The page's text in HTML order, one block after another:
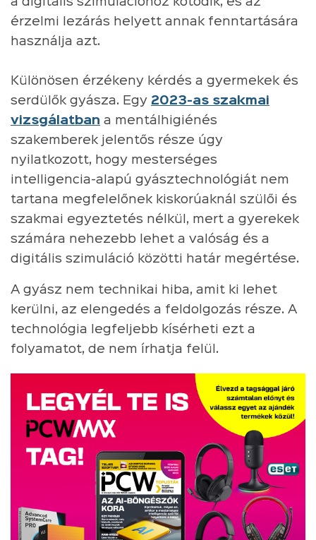
érzelmi lezárás helyett annak fenntartására
használja azt.
Különösen érzékeny kérdés a gyermekek és
serdülők gyásza. Egy 2023-as szakmai
vizsgálatban a mentálhigiénés
szakemberek jelentős része úgy
nyilatkozott, hogy mesterséges
intelligencia-alapú gyásztechnológiát nem
tartana megfelelőnek kiskorúaknál szülői és
szakmai egyeztetés nélkül, mert a gyerekek
számára nehezebb lehet a valóság és a
digitális szimuláció közötti határ megértése.
A gyász nem technikai hiba, amit ki lehet
kerülni, az elengedés a feldolgozás része. A
technológia legfeljebb kísérheti ezt a
folyamatot, de nem írhatja felül.